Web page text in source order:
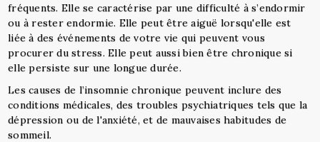
fréquents. Elle se caractérise par une difficulté à s’endormir
ou à rester endormie. Elle peut être aiguë lorsqu'elle est
liée à des événements de votre vie qui peuvent vous
procurer du stress. Elle peut aussi bien être chronique si
elle persiste sur une longue durée.
Les causes de l’insomnie chronique peuvent inclure des
conditions médicales, des troubles psychiatriques tels que la
dépression ou de l'anxiété, et de mauvaises habitudes de
sommeil.